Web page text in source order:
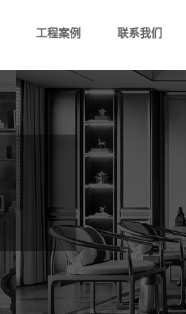
工程案例 联系我们